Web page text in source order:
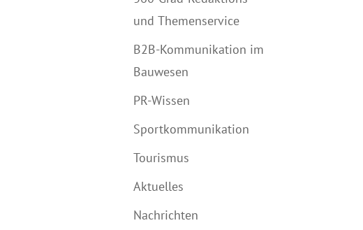
und Themenservice
B2B-Kommunikation im
Bauwesen
PR-Wissen
Sportkommunikation
Tourismus
Aktuelles
Nachrichten